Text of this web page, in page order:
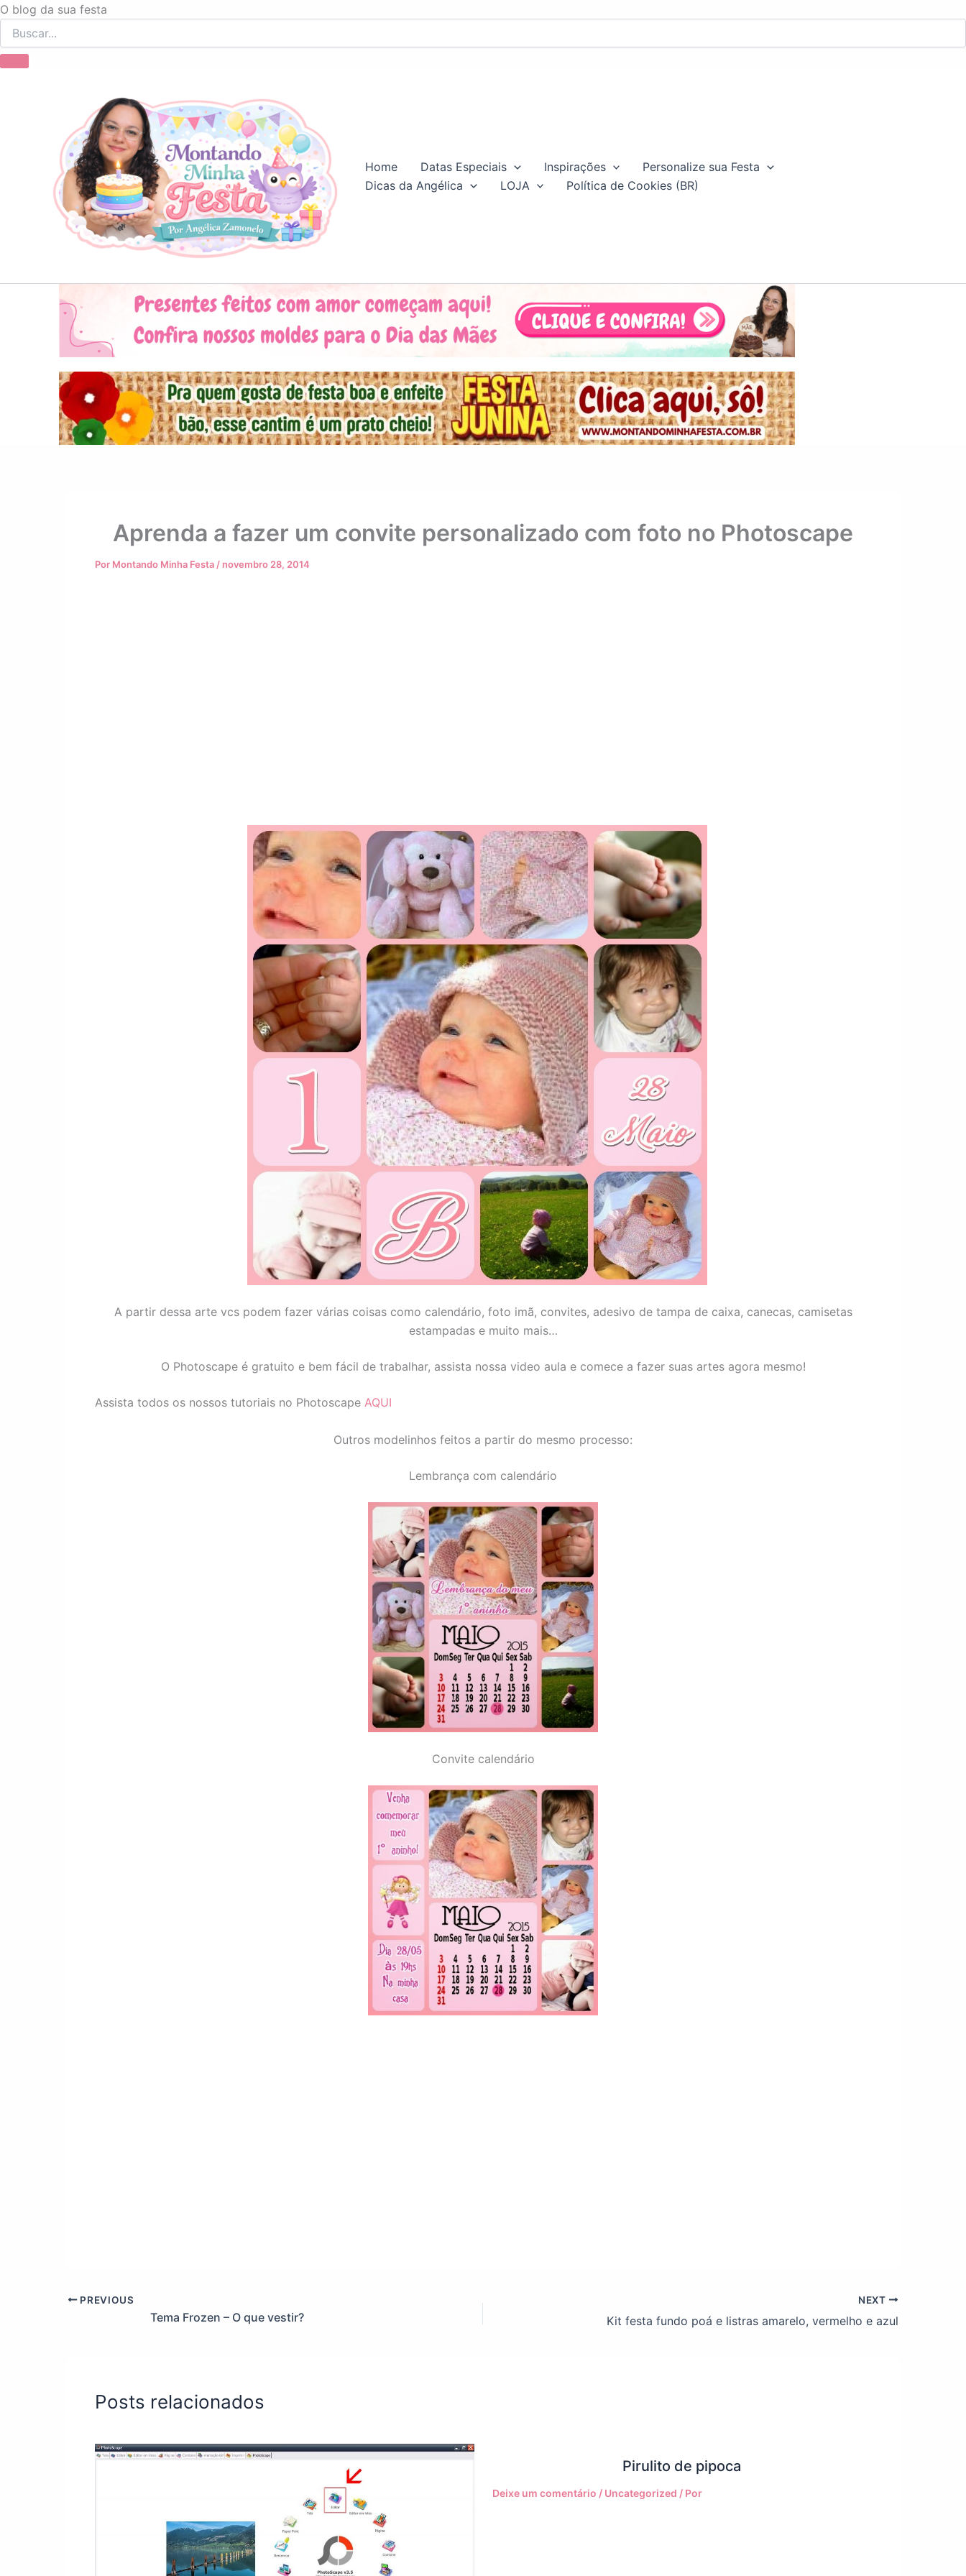
O blog da sua festa
Ir
para
o
conteúdo
Home Datas Especiais Inspirações
Personalize sua Festa
Dicas da Angélica
LOJA Política de Cookies (BR)
Aprenda a fazer um convite personalizado com foto no Photoscape
Por Montando Minha Festa / novembro 28, 2014
A partir dessa arte vcs podem fazer várias coisas como calendário, foto imã, convites, adesivo de tampa de caixa, canecas, camisetas
estampadas e muito mais…
O Photoscape é gratuito e bem fácil de trabalhar, assista nossa video aula e comece a fazer suas artes agora mesmo!
Assista todos os nossos tutoriais no Photoscape AQUI
Outros modelinhos feitos a partir do mesmo processo:
Lembrança com calendário
Convite calendário
PREVIOUS
Tema Frozen – O que vestir?
NEXT
Kit festa fundo poá e listras amarelo, vermelho e azul
Posts relacionados
Pirulito de pipoca
Deixe um comentário / Uncategorized / Por